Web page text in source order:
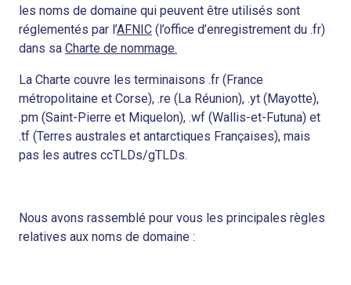
les noms de domaine qui peuvent être utilisés sont
réglementés par l’AFNIC (l’office d’enregistrement du .fr)
dans sa Charte de nommage.
La Charte couvre les terminaisons .fr (France
métropolitaine et Corse), .re (La Réunion), .yt (Mayotte),
.pm (Saint-Pierre et Miquelon), .wf (Wallis-et-Futuna) et
.tf (Terres australes et antarctiques Françaises), mais
pas les autres ccTLDs/gTLDs.
Nous avons rassemblé pour vous les principales règles
relatives aux noms de domaine :